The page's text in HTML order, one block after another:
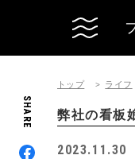
SHARE
トップ ライフ
弊社の看板
2023.11.30